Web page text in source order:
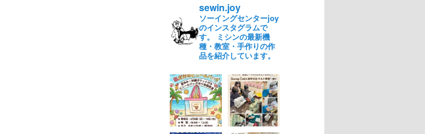
sewin.joy
ソーイングセンターjoy
のインスタグラムで
す。 ミシンの最新機
種・教室・手作りの作
品を紹介しています。